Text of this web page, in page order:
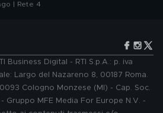
| Rete 4
Business Digital - RTI S.p.A.: p. iva
Largo del Nazareno 8, 00187 Roma.
Cologno Monzese (MI) - Cap. Soc.
MFE Media For Europe N.V. -